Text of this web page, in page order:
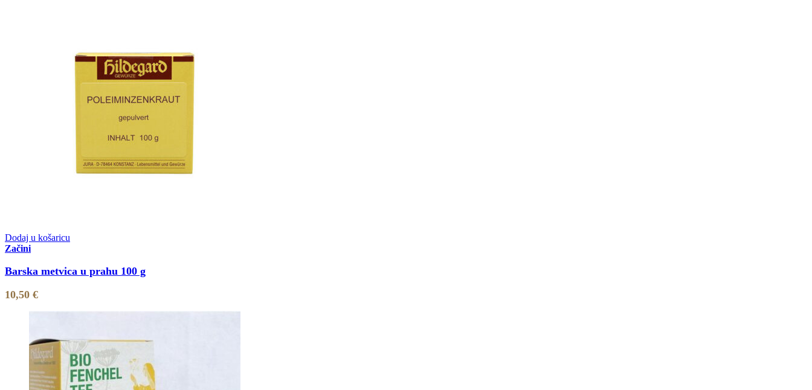
Dodaj u košaricu
Začini
Barska metvica u prahu 100 g
10,50 €